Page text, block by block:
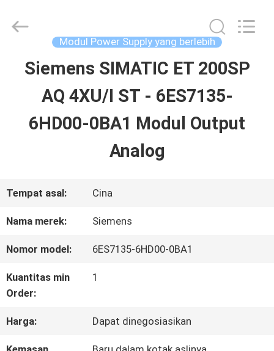
RUMAH
PRODUK
TENTANG
WISATA
Wisdomlong
Modul Power Supply yang berlebih
Siemens SIMATIC ET 200SP
AQ 4XU/I ST - 6ES7135-
6HD00-0BA1 Modul Output
Analog
Tempat asal: Cina
Nama merek: Siemens
Nomor model: 6ES7135-6HD00-0BA1
Kuantitas min
Order:
1
Harga: Dapat dinegosiasikan